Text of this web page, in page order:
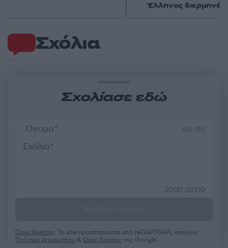
Σχόλια
Σχολίασε εδώ
50 /50
2000 /2000
Όροι Χρήσης. Το site προστατεύεται από reCAPTCHA, ισχύουν
Πολιτική Απορρήτου &Όροι Χρήσης της Google.
Έλληνας